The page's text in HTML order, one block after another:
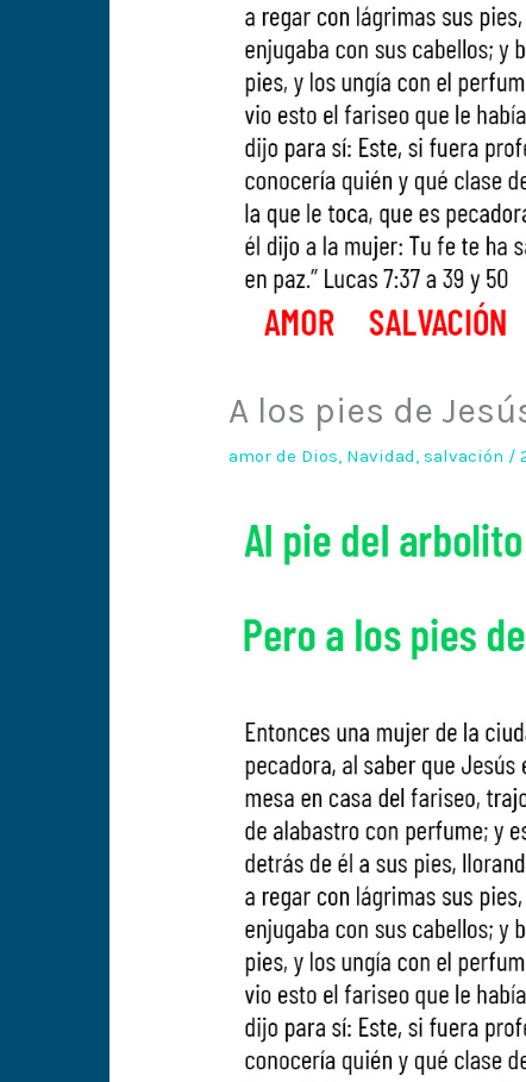
A los pies de
amor de Dios, Navidad,salvación /